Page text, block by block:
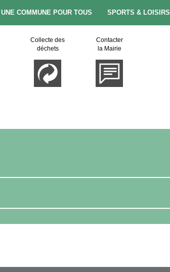
UNE COMMUNE POUR TOUS SPORTS & LOISIRS
Collecte des
déchets
Contacter
la Mairie